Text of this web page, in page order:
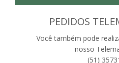
PEDIDOS
Você também pode
nosso
(51)